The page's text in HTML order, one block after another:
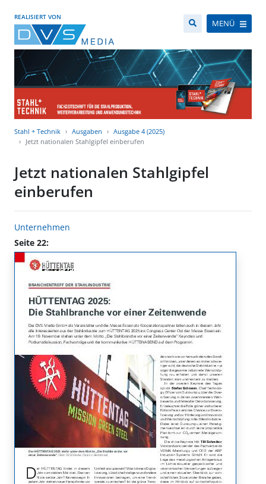
REALISIERT VON
MENÜ
Stahl + Technik Ausgaben
Ausgabe 4 (2025)
Jetzt nationalen Stahlgipfel einberufen
Jetzt nationalen Stahlgipfel
einberufen
Unternehmen
Seite 22: